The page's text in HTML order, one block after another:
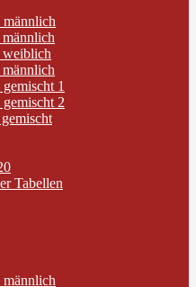
männlich
weiblich
1
2
Tabellen
männlich